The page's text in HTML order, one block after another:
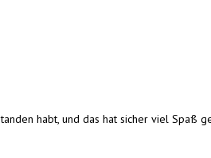
habt, und das hat sicher viel Spaß